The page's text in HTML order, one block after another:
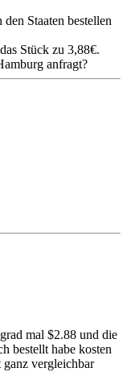
Staaten bestellen
Stück zu 3,88€.
anfragt?
mal $2.88 und die
bestellt habe kosten
ganz vergleichbar